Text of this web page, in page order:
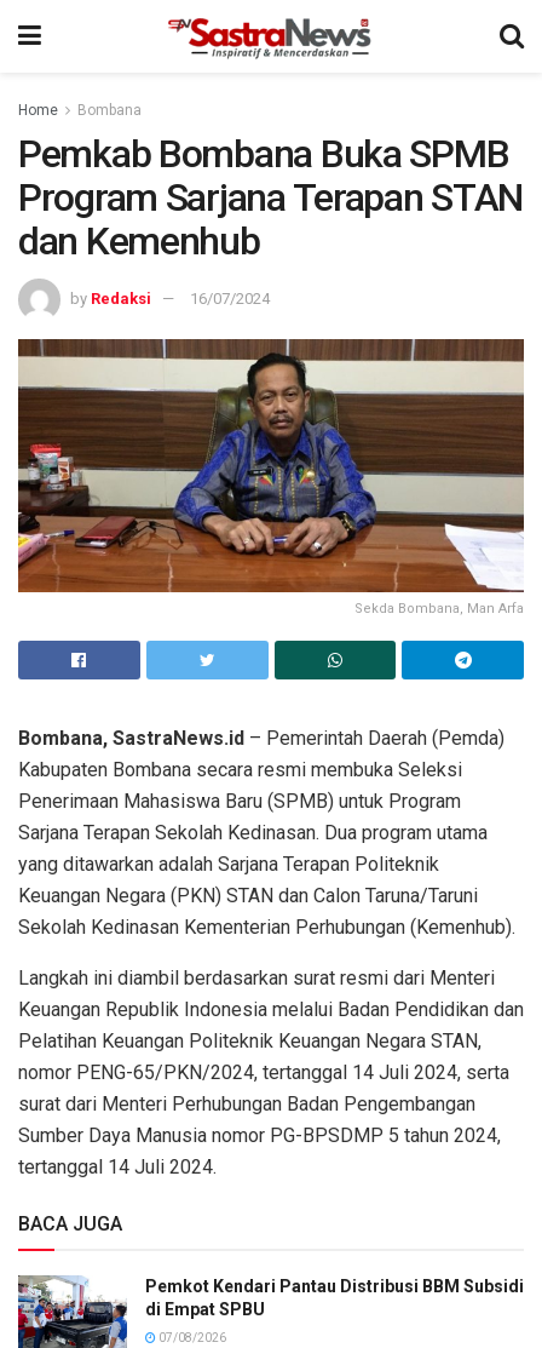
Home Bombana
Pemkab Bombana Buka SPMB
Program Sarjana Terapan STAN
dan Kemenhub
by Redaksi 16/07/2024
Sekda Bombana, Man Arfa
Bombana, SastraNews.id – Pemerintah Daerah (Pemda)
Kabupaten Bombana secara resmi membuka Seleksi
Penerimaan Mahasiswa Baru (SPMB) untuk Program
Sarjana Terapan Sekolah Kedinasan. Dua program utama
yang ditawarkan adalah Sarjana Terapan Politeknik
Keuangan Negara (PKN) STAN dan Calon Taruna/Taruni
Sekolah Kedinasan Kementerian Perhubungan (Kemenhub).
Langkah ini diambil berdasarkan surat resmi dari Menteri
Keuangan Republik Indonesia melalui Badan Pendidikan dan
Pelatihan Keuangan Politeknik Keuangan Negara STAN,
nomor PENG-65/PKN/2024, tertanggal 14 Juli 2024, serta
surat dari Menteri Perhubungan Badan Pengembangan
Sumber Daya Manusia nomor PG-BPSDMP 5 tahun 2024,
tertanggal 14 Juli 2024.
BACA JUGA
Pemkot Kendari Pantau Distribusi BBM Subsidi
di Empat SPBU
07/08/2026